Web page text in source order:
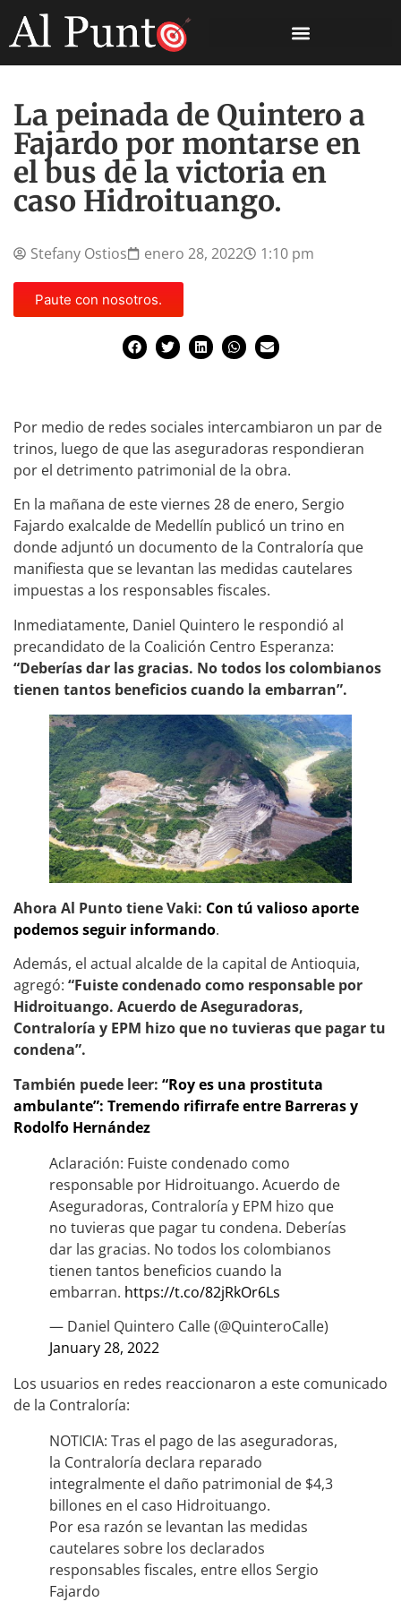
La peinada de Quintero a
Fajardo por montarse en
el bus de la victoria en
caso Hidroituango.
Stefany Ostios enero 28, 2022 1:10 pm
Paute con nosotros.
Por medio de redes sociales intercambiaron un par de
trinos, luego de que las aseguradoras respondieran
por el detrimento patrimonial de la obra.
En la mañana de este viernes 28 de enero, Sergio
Fajardo exalcalde de Medellín publicó un trino en
donde adjuntó un documento de la Contraloría que
manifiesta que se levantan las medidas cautelares
impuestas a los responsables fiscales.
Inmediatamente, Daniel Quintero le respondió al
precandidato de la Coalición Centro Esperanza:
“Deberías dar las gracias. No todos los colombianos
tienen tantos beneficios cuando la embarran”.
Ahora Al Punto tiene Vaki: Con tú valioso aporte
podemos seguir informando.
Además, el actual alcalde de la capital de Antioquia,
agregó: “Fuiste condenado como responsable por
Hidroituango. Acuerdo de Aseguradoras,
Contraloría y EPM hizo que no tuvieras que pagar tu
condena”.
También puede leer: “Roy es una prostituta
ambulante”: Tremendo rifirrafe entre Barreras y
Rodolfo Hernández
Aclaración: Fuiste condenado como
responsable por Hidroituango. Acuerdo de
Aseguradoras, Contraloría y EPM hizo que
no tuvieras que pagar tu condena. Deberías
dar las gracias. No todos los colombianos
tienen tantos beneficios cuando la
embarran. https://t.co/82jRkOr6Ls
— Daniel Quintero Calle (@QuinteroCalle)
January 28, 2022
Los usuarios en redes reaccionaron a este comunicado
de la Contraloría:
NOTICIA: Tras el pago de las aseguradoras,
la Contraloría declara reparado
integralmente el daño patrimonial de $4,3
billones en el caso Hidroituango.
Por esa razón se levantan las medidas
cautelares sobre los declarados
responsables fiscales, entre ellos Sergio
Fajardo